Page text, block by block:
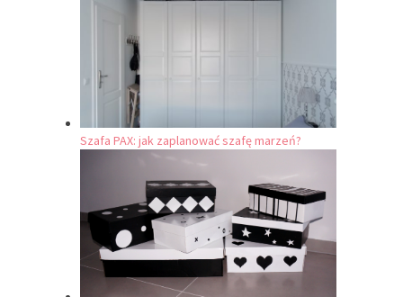
Szafa PAX: jak zaplanować szafę marzeń?